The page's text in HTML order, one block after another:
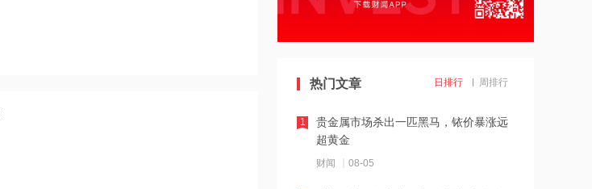
金河生物：向特定对象发行股票获证监
东方锆业：向特定对象发行股票申请获
12:11
SpaceX股票解禁竟是入场点？大摩坚称
热门文章 日排行 周排行
贵金属市场杀出一匹黑马，铱价暴涨远
超黄金
财闻 08-05
1